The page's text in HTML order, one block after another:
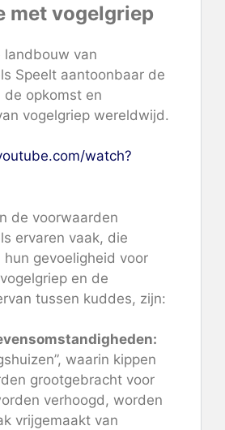
met vogelgriep
landbouw van
Speelt aantoonbaar de
de opkomst en
vogelgriep wereldwijd.
watch?
de voorwaarden
ervaren vaak, die
gevoeligheid voor
en de
tussen kuddes, zijn:
waarin kippen
grootgebracht voor
verhoogd, worden
vrijgemaakt van